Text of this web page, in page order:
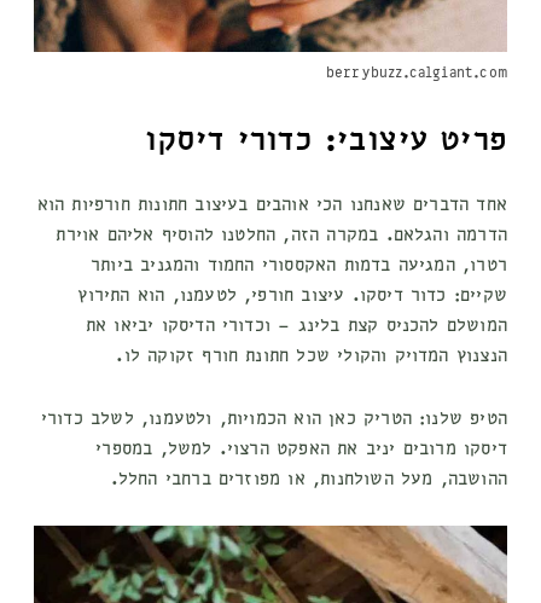
berrybuzz.calgiant.com
פריט עיצובי: כדורי דיסקו
אחד הדברים שאנחנו הכי אוהבים בעיצוב חתונות חורפיות הוא
הדרמה והגלאם. במקרה הזה, החלטנו להוסיף אליהם אוירת
רטרו, המגיעה בדמות האקססורי החמוד והמגניב ביותר
שקיים: כדור דיסקו. עיצוב חורפי, לטעמנו, הוא התירוץ
המושלם להכניס קצת בלינג – וכדורי הדיסקו יביאו את
הנצנוץ המדויק והקולי שכל חתונת חורף זקוקה לו.
הטיפ שלנו: הטריק כאן הוא הכמויות, ולטעמנו, לשלב כדורי
דיסקו מרובים יניב את האפקט הרצוי. למשל, במספרי
ההושבה, מעל השולחנות, או מפוזרים ברחבי החלל.